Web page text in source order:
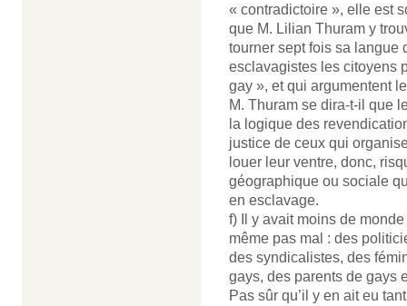
« contradictoire », elle est
que M. Lilian Thuram y
tourner sept fois sa langue
esclavagistes les citoyens
gay », et qui argumentent
M. Thuram se dira-t-il que
la logique des
justice de ceux qui
louer leur ventre, donc,
géographique ou sociale
en esclavage.
f) Il y avait moins de
même pas mal : des
des syndicalistes, des
gays, des parents de gays
Pas sûr qu’il y en ait eu